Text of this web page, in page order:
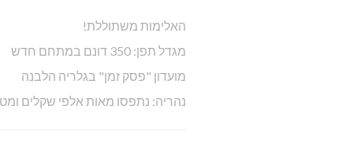
האלימות משתוללת!
מגדל תפן: 350 דונם במתחם חדש
מועדון "פסק זמן" בגלריה הלבנה
נהריה: נתפסו מאות אלפי שקלים